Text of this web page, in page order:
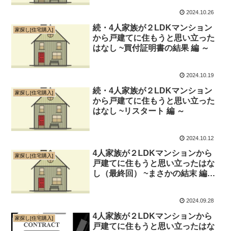
2024.10.26
家探し[住宅購入]
続・4人家族が２LDKマンション
から戸建てに住もうと思い立った
はなし ~買付証明書の結果 編 ～
2024.10.19
家探し[住宅購入]
続・4人家族が２LDKマンション
から戸建てに住もうと思い立った
はなし ~リスタート 編 ～
2024.10.12
家探し[住宅購入]
4人家族が２LDKマンションから
戸建てに住もうと思い立ったはな
し（最終回） ~まさかの結末 編
2024.09.28
家探し[住宅購入]
4人家族が２LDKマンションから
戸建てに住もうと思い立ったはな